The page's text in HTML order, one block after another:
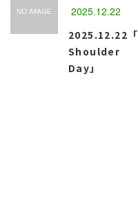
2025.12.22
2025.12.22「
Shoulder
Day」